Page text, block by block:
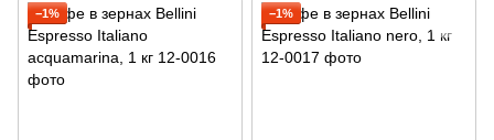
−1% −1%